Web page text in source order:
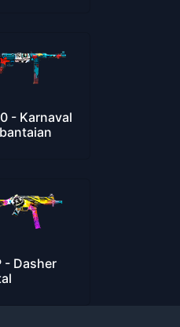
- Karnaval
- Dasher